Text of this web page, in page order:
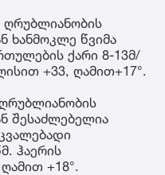
ხანმოკლე წვიმა
ქარი 8-13მ/
+33, ღამით+17°.
შესაძლებელია
ჰაერის
+18°.